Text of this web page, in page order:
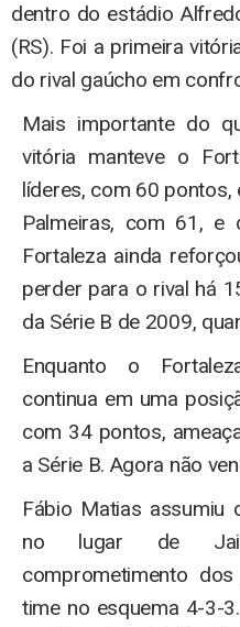
dentro do estádio
(RS). Foi a primeira
do rival gaúcho em
Mais importante do
vitória manteve o
líderes, com 60 pontos,
Palmeiras, com 61,
Fortaleza ainda
perder para o rival há
da Série B de 2009,
Enquanto o
continua em uma
com 34 pontos,
a Série B. Agora não
Fábio Matias assumiu
no lugar de Jair
comprometimento
time no esquema 4-3-